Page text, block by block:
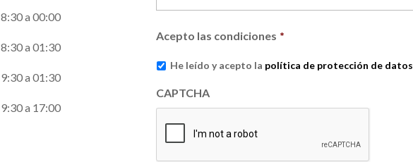
8:30 a 00:00
8:30 a 01:30
9:30 a 01:30
9:30 a 17:00
Acepto las condiciones *
He leído y acepto la política de protección de datos
CAPTCHA